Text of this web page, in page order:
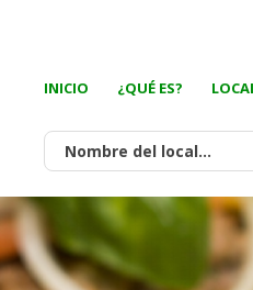
INICIO ¿QUÉ ES?